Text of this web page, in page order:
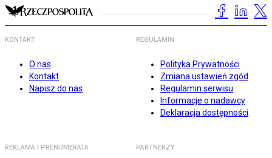
KONTAKT
O nas
Kontakt
Napisz do nas
REGULAMIN
Polityka Prywatności
Zmiana ustawień zgód
Regulamin serwisu
Informacje o nadawcy
Deklaracja dostępności
REKLAMA I PRENUMERATA PARTNERZY